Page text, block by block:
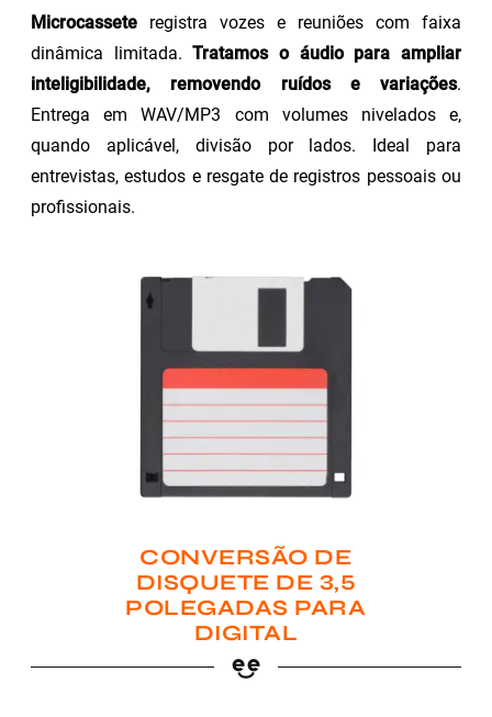
Microcassete registra vozes e reuniões com faixa
dinâmica limitada.Tratamos o áudio para ampliar
inteligibilidade, removendo ruídos e variações.
Entrega em WAV/MP3 com volumes nivelados e,
quando aplicável, divisão por lados. Ideal para
entrevistas, estudos e resgate de registros pessoais ou
profissionais.
CONVERSÃO DE
DISQUETE DE 3,5
POLEGADAS PARA
DIGITAL